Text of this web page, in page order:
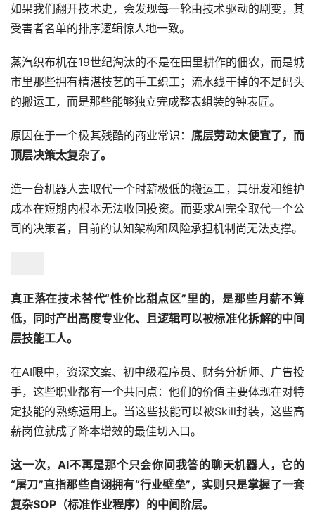
如果我们翻开技术史，会发现每一轮由技术驱动的剧变，其
受害者名单的排序逻辑惊人地一致。
蒸汽织布机在19世纪淘汰的不是在田里耕作的佃农，而是城
市里那些拥有精湛技艺的手工织工；流水线干掉的不是码头
的搬运工，而是那些能够独立完成整表组装的钟表匠。
原因在于一个极其残酷的商业常识： 底层劳动太便宜了，而
顶层决策太复杂了。
造一台机器人去取代一个时薪极低的搬运工，其研发和维护
成本在短期内根本无法收回投资。而要求AI完全取代一个公
司的决策者，目前的认知架构和风险承担机制尚无法支撑。
真正落在技术替代“性价比甜点区” 里的，是那些月薪不算
低，同时产出高度专业化、且逻辑可以被标准化拆解的中间
层技能工人。
在AI眼中，资深文案、初中级程序员、财务分析师、广告投
手，这些职业都有一个共同点：他们的价值主要体现在对特
定技能的熟练运用上。当这些技能可以被Skill封装，这些高
薪岗位就成了降本增效的最佳切入口。
这一次，AI不再是那个只会你问我答的聊天机器人，它的
“屠刀”直指那些自诩拥有“行业壁垒”，实则只是掌握了一套
复杂SOP（标准作业程序）的中间阶层。